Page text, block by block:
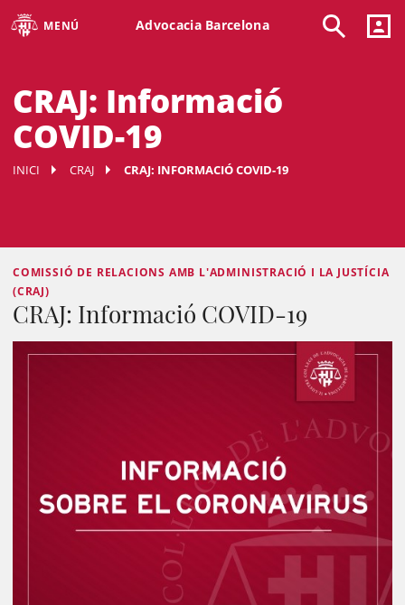
MENÚ Advocacia Barcelona
CRAJ: Informació
COVID-19
INICI CRAJ CRAJ: INFORMACIÓ COVID-19
COMISSIÓ DE RELACIONS AMB L'ADMINISTRACIÓ I LA JUSTÍCIA
(CRAJ)
CRAJ: Informació COVID-19